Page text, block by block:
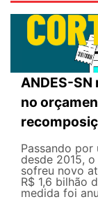
ANDES-SN
no
Passando
desde 2015,
sofreu novo
R$ 1,6 bilhão
medida foi